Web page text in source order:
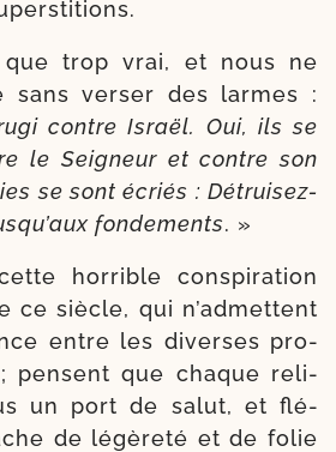
que trop vrai, et nous ne
sans ver­ser des larmes :
contre Israël. Oui, ils se
le Seigneur et contre son
se sont écriés : Détruisez-​
fon­de­ments. »
hor­rible conspi­ra­tion
ce siècle, qui n’ad­mettent
entre les diverses pro­
pensent que chaque reli­
un port de salut, et flé­
de légè­re­té et de folie